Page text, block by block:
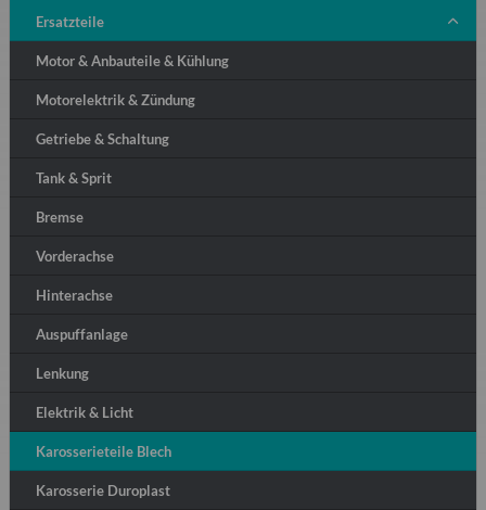
Ersatzteile
Motor & Anbauteile & Kühlung
Motorelektrik & Zündung
Getriebe & Schaltung
Tank & Sprit
Bremse
Vorderachse
Hinterachse
Auspuffanlage
Lenkung
Elektrik & Licht
Karosserieteile Blech
Karosserie Duroplast